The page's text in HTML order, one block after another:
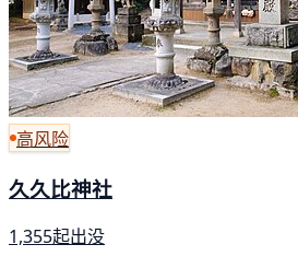
高风险
久久比神社
1,355起出没